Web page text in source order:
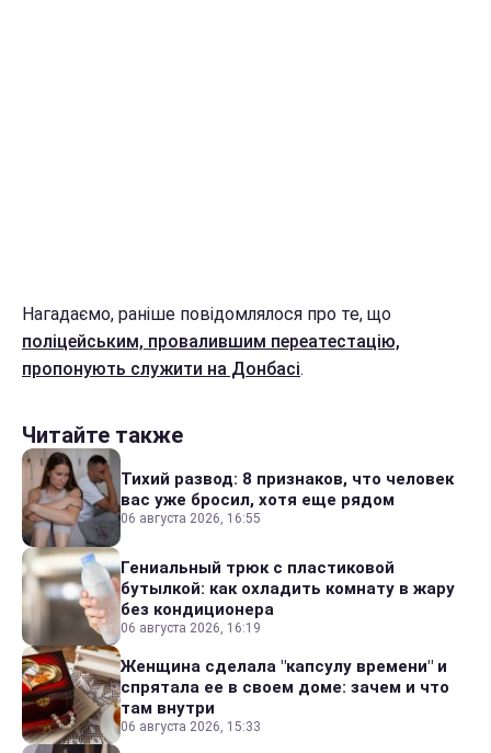
Нагадаємо, раніше повідомлялося про те, що
поліцейським, провалившим переатестацію,
пропонують служити на Донбасі.
Читайте также
Тихий развод: 8 признаков, что человек
вас уже бросил, хотя еще рядом
06 августа 2026, 16:55
Гениальный трюк с пластиковой
бутылкой: как охладить комнату в жару
без кондиционера
06 августа 2026, 16:19
Женщина сделала "капсулу времени" и
спрятала ее в своем доме: зачем и что
там внутри
06 августа 2026, 15:33